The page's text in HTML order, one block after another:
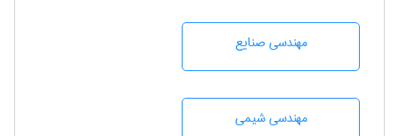
مهندسی صنايع
مهندسي شيمی